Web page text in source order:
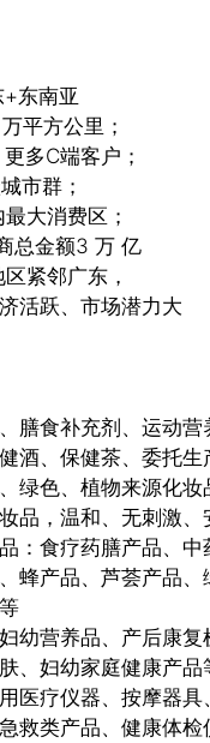
东南亚
平方公里；
多C端客户；
市群；
大消费区；
总金额3 万 亿
紧邻广东，
活跃、市场潜力大
膳食补充剂、运动
酒、保健茶、委托生
绿色、植物来源化
品，温和、无刺激
：食疗药膳产品、
蜂产品、芦荟产品
幼营养品、产后康
、妇幼家庭健康产品
医疗仪器、按摩器
救类产品、健康体